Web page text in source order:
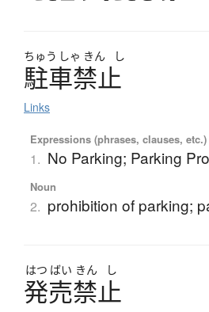
ちゅう しゃ きん し
駐車禁止
Links
Expressions (phrases, clauses, etc.)
1. No Parking; Parking
Noun
2. prohibition of parking;
はつ ばい きん し
発売禁止